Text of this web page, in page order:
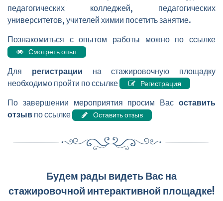
педагогических колледжей, педагогических
университетов, учителей химии посетить занятие.
Познакомиться с опытом работы можно по ссылке
Смотреть опыт
Для регистрации на стажировочную площадку
необходимо пройти по ссылке
Регистрация
По завершении мероприятия просим Вас оставить
отзыв по ссылке Оставить отзыв
Будем рады видеть Вас на
стажировочной интерактивной площадке!